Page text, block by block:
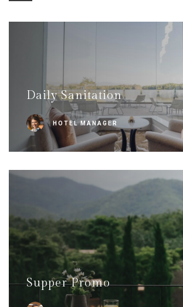
Daily Sanitation
HOTEL MANAGER
Supper Promo